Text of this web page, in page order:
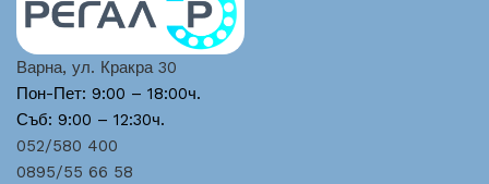
Варна, ул. Кракра 30
Пон-Пет: 9:00 – 18:00ч.
Съб: 9:00 – 12:30ч.
052/580 400
0895/55 66 58